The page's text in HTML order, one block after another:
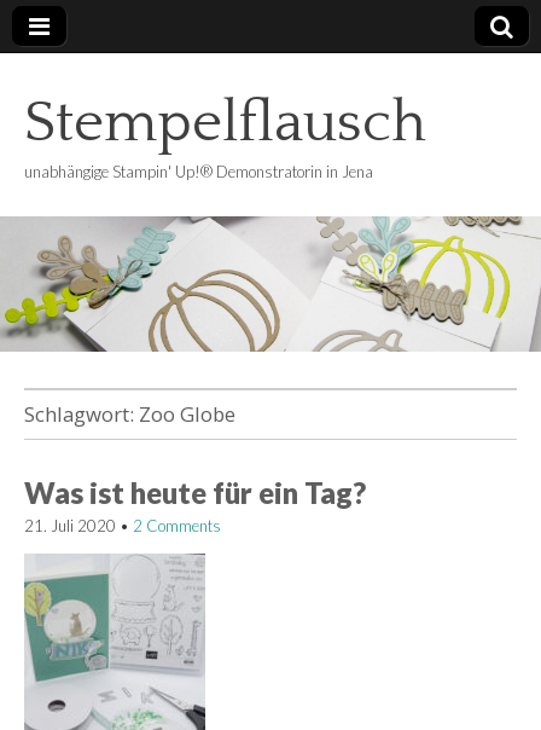
Stempelflausch
unabhängige Stampin' Up!® Demonstratorin in Jena
Schlagwort: Zoo Globe
Was ist heute für ein Tag?
21. Juli 2020 • 2 Comments